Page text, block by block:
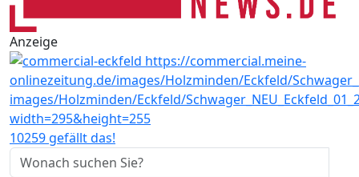
Anzeige
10259 gefällt das!